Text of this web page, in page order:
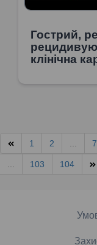
Гострий,
клінічна
1 2
103 104